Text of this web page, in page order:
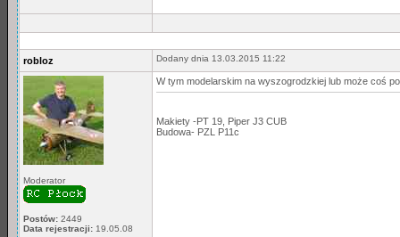
robloz Dodany dnia 13.03.2015 11:22
Moderator
Postów: 2449
Data rejestracji: 19.05.08
W tym modelarskim na wyszogrodzkiej lub może coś
Makiety -PT 19, Piper J3 CUB
Budowa- PZL P11c